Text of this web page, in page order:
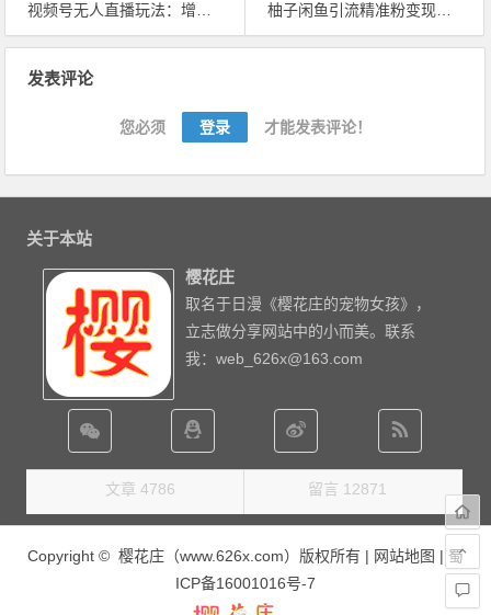
视频号无人直播玩法：增加视频号粉丝-实现赚钱目的【视频教程+直播素材】
柚子闲鱼引流精准粉变现赚钱课，每天引流精准粉+100【视频课程】
发表评论
您必须 登录 才能发表评论！
关于本站
樱花庄
取名于日漫《樱花庄的宠物女孩》，
立志做分享网站中的小而美。联系
我：web_626x@163.com
文章 4786 留言 12871
Copyright © 樱花庄（www.626x.com）版权所有 | 网站地图 | 蜀
ICP备16001016号-7